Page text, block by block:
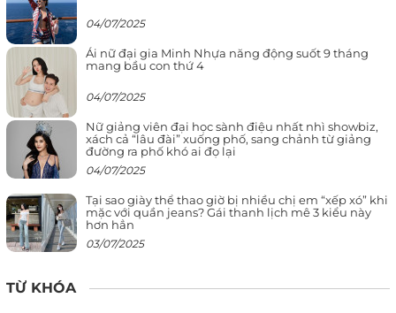
04/07/2025
Ái nữ đại gia Minh Nhựa năng động suốt 9 tháng
mang bầu con thứ 4
04/07/2025
Nữ giảng viên đại học sành điệu nhất nhì showbiz,
xách cả “lâu đài” xuống phố, sang chảnh từ giảng
đường ra phố khó ai đọ lại
04/07/2025
Tại sao giày thể thao giờ bị nhiều chị em “xếp xó” khi
mặc với quần jeans? Gái thanh lịch mê 3 kiểu này
hơn hẳn
03/07/2025
TỪ KHÓA